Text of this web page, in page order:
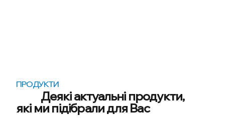
ПРОДУКТИ
Деякі актуальні продукти,
які ми підібрали для Вас